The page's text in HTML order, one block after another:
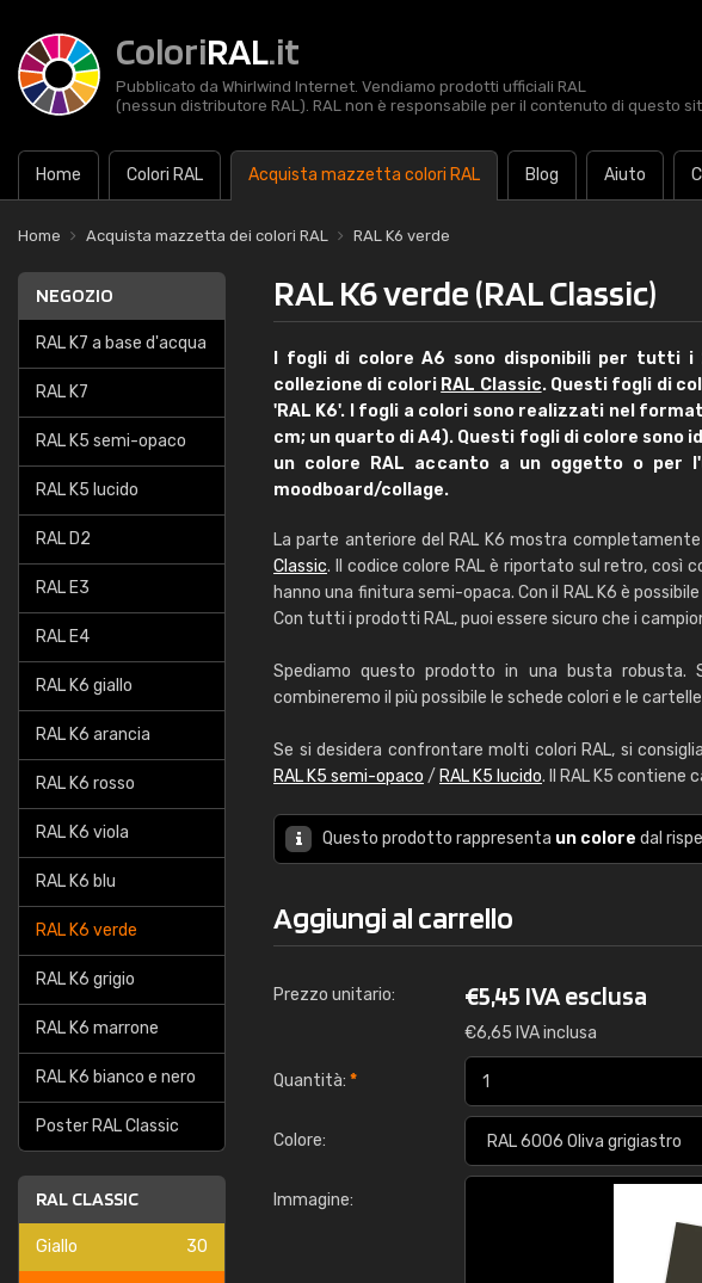
ColoriRAL.it
Pubblicato da Whirlwind Internet. Vendiamo prodotti ufficiali RAL
(nessun distributore RAL). RAL non è responsabile per il contenuto di questo
Home Colori RAL Acquista mazzetta colori RAL Blog Aiuto
Home Acquista mazzetta dei colori RAL RAL K6 verde
NEGOZIO
RAL K7 a base d'acqua
RAL K7
RAL K5 semi-opaco
RAL K5 lucido
RAL D2
RAL E3
RAL E4
RAL K6 giallo
RAL K6 arancia
RAL K6 rosso
RAL K6 viola
RAL K6 blu
RAL K6 verde
RAL K6 grigio
RAL K6 marrone
RAL K6 bianco e nero
Poster RAL Classic
RAL CLASSIC
Giallo 30
RAL K6 verde (RAL Classic)
I fogli di colore A6 sono disponibili per tutti i
collezione di colori RAL Classic. Questi fogli di
'RAL K6'. I fogli a colori sono realizzati nel
cm; un quarto di A4). Questi fogli di colore sono
un colore RAL accanto a un oggetto o per
moodboard/collage.
La parte anteriore del RAL K6 mostra
Classic. Il codice colore RAL è riportato sul retro, così
hanno una finitura semi-opaca. Con il RAL K6 è
Con tutti i prodotti RAL, puoi essere sicuro che i
Spediamo questo prodotto in una busta
combineremo il più possibile le schede colori e le
Se si desidera confrontare molti colori RAL, si
RAL K5 semi-opaco / RAL K5 lucido. Il RAL K5 contiene
Questo prodotto rappresenta un colore dal
Aggiungi al carrello
Prezzo unitario: €5,45 IVA esclusa
€6,65 IVA inclusa
Quantità: *
Colore:
Immagine: